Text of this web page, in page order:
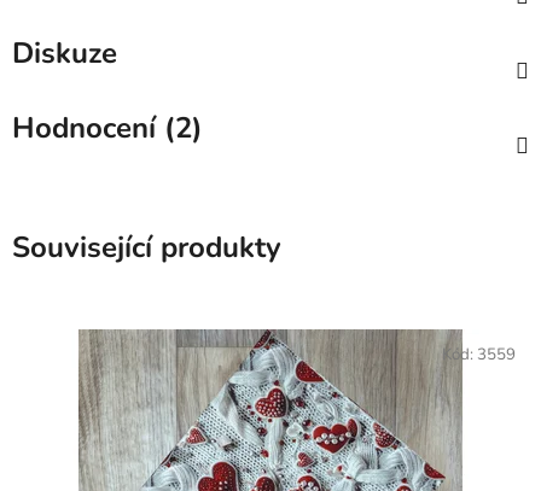
Diskuze
Hodnocení (2)
Související produkty
Kód: 3559